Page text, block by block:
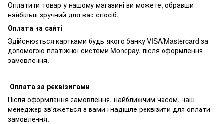
Оплатити товар у нашому магазині ви можете, обравши
найбільш зручний для вас спосіб.
Оплата на сайті
Здійснюється картками будь-якого банку VISA/Mastercard за
допомогою платіжної системи Monopay, після оформлення
замовлення.
Оплата за реквізитами
Після оформлення замовлення, найближчим часом, наш
менеджер зв'яжеться з вами і надішле реквізити для оплати
замовлення.